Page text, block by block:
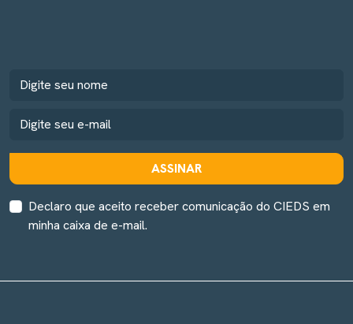
ASSINAR
Declaro que aceito receber comunicação do CIEDS em
minha caixa de e-mail.